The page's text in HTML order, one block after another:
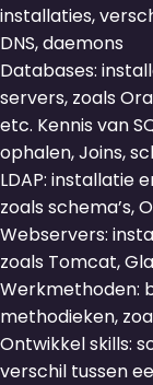
installaties,
DNS, daemons
Databases:
servers, zoals
etc. Kennis van
ophalen, Joins,
LDAP: installatie
zoals schema’s,
Webservers:
zoals Tomcat,
Werkmethoden:
methodieken,
Ontwikkel skills:
verschil tussen